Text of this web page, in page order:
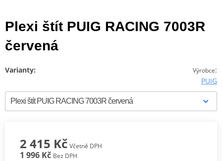
Plexi štít PUIG RACING 7003R
červená
Výrobce:
PUIG
Varianty:
2 415 Kč Včetně DPH
1 996 Kč Bez DPH